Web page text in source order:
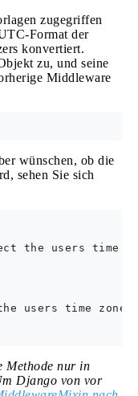
zugegriffen
Format der
konvertiert.
zu, und seine
Middleware
wünschen, ob die
sehen Sie sich
the users time
users time zone
Methode nur in
Django von vor